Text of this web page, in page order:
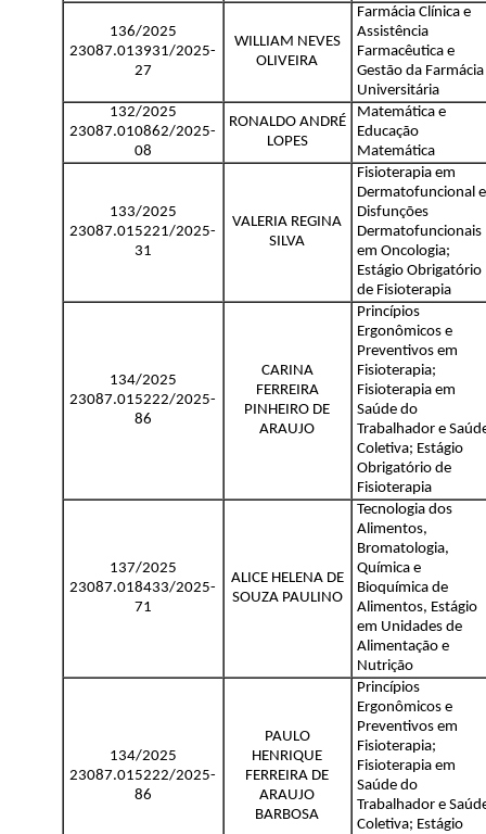
136/2025
23087.013931/2025-
27
WILLIAM NEVES
OLIVEIRA
Farmácia Clínica e
Assistência
Farmacêutica e
Gestão da Farmácia
Universitária
132/2025
23087.010862/2025-
08
RONALDO ANDRÉ
LOPES
Matemática e
Educação
Matemática
133/2025
23087.015221/2025-
31
VALERIA REGINA
SILVA
Fisioterapia em
Dermatofuncional e
Disfunções
Dermatofuncionais
em Oncologia;
Estágio Obrigatório
de Fisioterapia
134/2025
23087.015222/2025-
86
CARINA
FERREIRA
PINHEIRO DE
ARAUJO
Princípios
Ergonômicos e
Preventivos em
Fisioterapia;
Fisioterapia em
Saúde do
Trabalhador e
Coletiva; Estágio
Obrigatório de
Fisioterapia
137/2025
23087.018433/2025-
71
ALICE HELENA DE
SOUZA PAULINO
Tecnologia dos
Alimentos,
Bromatologia,
Química e
Bioquímica de
Alimentos, Estágio
em Unidades de
Alimentação e
Nutrição
134/2025
23087.015222/2025-
86
PAULO
HENRIQUE
FERREIRA DE
ARAUJO
BARBOSA
Princípios
Ergonômicos e
Preventivos em
Fisioterapia;
Fisioterapia em
Saúde do
Trabalhador e
Coletiva; Estágio